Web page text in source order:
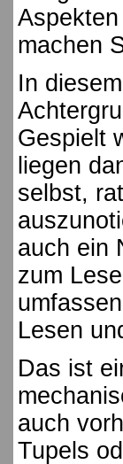
machen
In
Gespielt
liegen
selbst,
auch ein
zum
Lesen
Das ist
auch
Tupels